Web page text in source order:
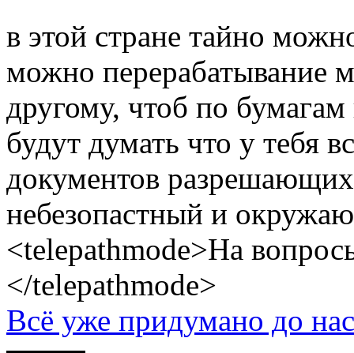
в этой стране тайно
можно перерабатывание
другому, чтоб по
будут думать что у тебя
документов
небезопастный и
<telepathmode>На
</telepathmode>
Всё уже придумано до